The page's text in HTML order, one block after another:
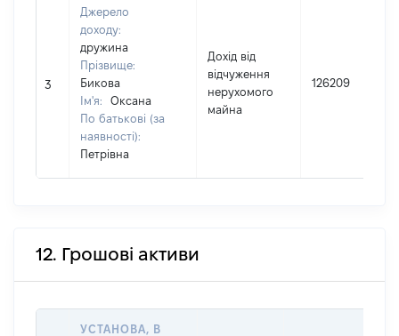
3
Джерело
доходу:
дружина
Прізвище:
Бикова
Ім'я:
Оксана
По батькові (за
наявності):
Петрівна
Дохід від
відчуження
нерухомого
майна
126209
12. Грошові активи
УСТАНОВА, В